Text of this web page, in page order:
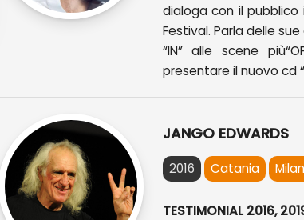
dialoga con il
Festival. Parla delle
“IN” alle scene
presentare il nuovo cd
JANGO EDWARDS
2016 Catania
TESTIMONIAL 2016,